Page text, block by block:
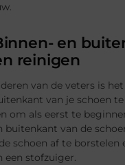
en
reinigen
van de veters is
van je schoen
om als eerst te
buitenkant van de
schoen af te borstelen
een stofzuiger.